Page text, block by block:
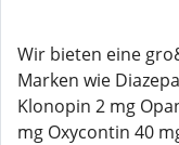
Wir bieten eine
Marken wie
Klonopin 2 mg
mg Oxycontin 40